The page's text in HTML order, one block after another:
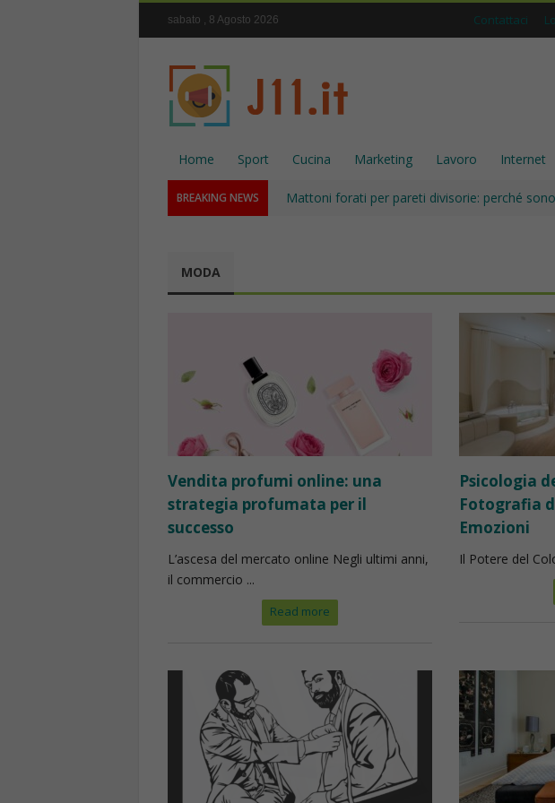
sabato , 8 Agosto 2026 Contattaci
Home Sport Cucina Marketing Lavoro Internet
BREAKING NEWS Mattoni forati per pareti divisorie: perché
MODA
Vendita profumi online: una
strategia profumata per il
successo
L’ascesa del mercato online Negli ultimi anni,
il commercio ...
Read more
Psicologia
Fotografia
Emozioni
Il Potere del